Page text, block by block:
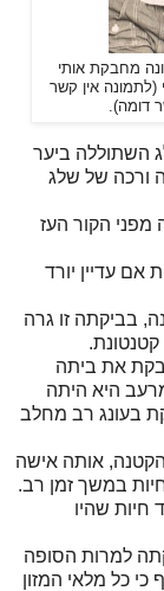
מונה מחבקת אותי
אין קשר
דומה).
השתוללה ביער
ורכה של שלג
הקור העז
אם עדיין יורד
בביקתה זו גרה
את ביתה
היא היתה
בעונג רב מחלב
אותה אישה
במשך זמן רב.
חיות שהיו
למרות הסופה
כל מלאי המזון